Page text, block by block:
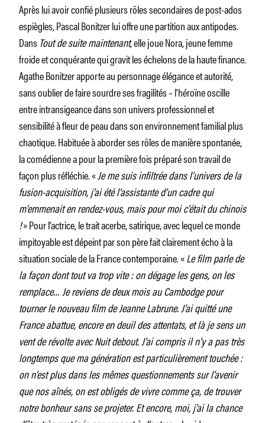
Après lui avoir confié plusieurs rôles secondaires de post-ados
espiègles, Pascal Bonitzer lui offre une partition aux antipodes.
Dans Tout de suite maintenant, elle joue Nora, jeune femme
froide et conquérante qui gravit les échelons de la haute finance.
Agathe Bonitzer apporte au personnage élégance et autorité,
sans oublier de faire sourdre ses fragilités – l’héroïne oscille
entre intransigeance dans son univers professionnel et
sensibilité à fleur de peau dans son environnement familial plus
chaotique. Habituée à aborder ses rôles de manière spontanée,
la comédienne a pour la première fois préparé son travail de
façon plus réfléchie. «Je me suis infiltrée dans l’univers de la
fusion-acquisition, j’ai été l’assistante d’un cadre qui
m’emmenait en rendez-vous, mais pour moi c’était du chinois
!» Pour l’actrice, le trait acerbe, satirique, avec lequel ce monde
impitoyable est dépeint par son père fait clairement écho à la
situation sociale de la France contemporaine. «Le film parle de
la façon dont tout va trop vite : on dégage les gens, on les
remplace… Je reviens de deux mois au Cambodge pour
tourner le nouveau film de Jeanne Labrune. J’ai quitté une
France abattue, encore en deuil des attentats, et là je sens un
vent de révolte avec Nuit debout. J’ai compris il n’y a pas très
longtemps que ma génération est particulièrement touchée :
on n’est plus dans les mêmes questionnements sur l’avenir
que nos aînés, on est obligés de vivre comme ça, de trouver
notre bonheur sans se projeter. Et encore, moi, j’ai la chance